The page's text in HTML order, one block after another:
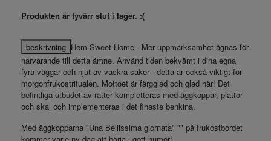
Produkten är tyvärr slut i lager. :(
beskrivning Hem Sweet Home - Mer uppmärksamhet ägnas för
närvarande till detta ämne. Använd tiden bekvämt i dina egna
fyra väggar och njut av vackra saker - detta är också viktigt för
morgonfrukostritualen. Mottoet är färgglad och glad här! Det
befintliga utbudet av rätter kompletteras med äggkoppar, plattor
och skal och implementeras i det finaste benkina.
Med äggkopparna "Una Bellissima giornata" "" på frukostbordet